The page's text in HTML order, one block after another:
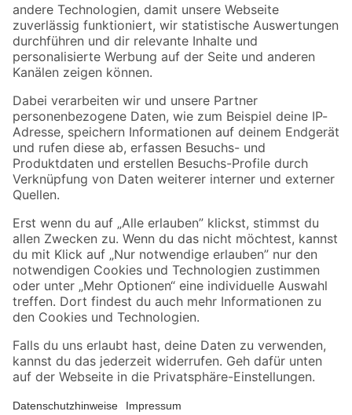
Zur Newsletter Anmeldung
Folge uns
Zahlungsarten Versandarten
Sicher einkaufen
Jetzt die toom-App herunterladen
Alle Preisangaben in EUR inkl. gesetzl. MwSt.. Die dargestellten Angebote sind unter
Umständen nicht in allen Märkten verfügbar. Die angegebenen Verfügbarkeiten beziehen
Produkte nur solange der Vorrat reicht.
*Paketversand ab 59 € versandkostenfrei, gilt nicht für Artikel mit Speditionsversand, hier